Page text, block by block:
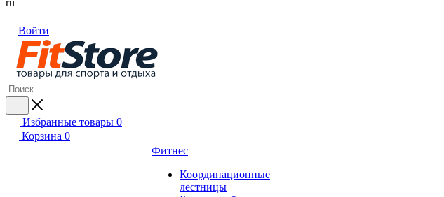
ru
Войти
Избранные товары 0
Корзина 0
Фитнес
Координационные
лестницы